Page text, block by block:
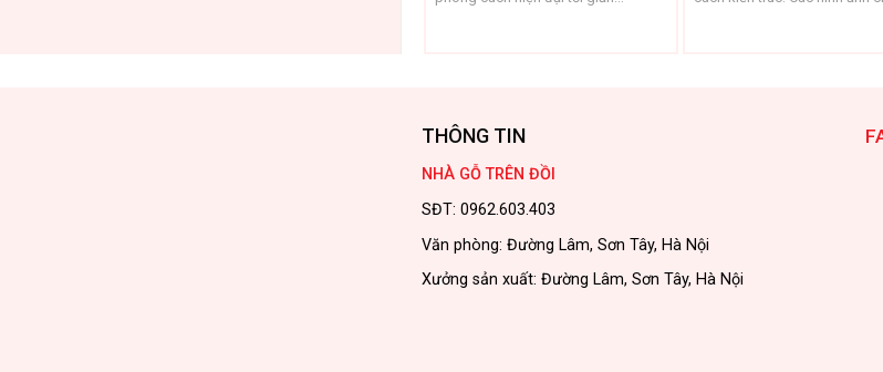
Scandinavian ...
THÔNG TIN
NHÀ GỖ TRÊN ĐỒI
SĐT: 0962.603.403
Văn phòng: Đường Lâm, Sơn Tây, Hà Nội
Xưởng sản xuất: Đường Lâm, Sơn Tây, Hà Nội